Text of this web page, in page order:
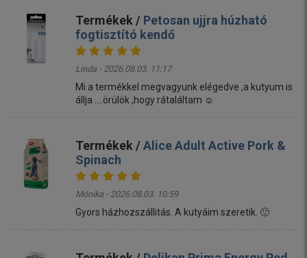
Termékek / Petosan ujjra húzható
fogtisztító kendő
Linda - 2026.08.03. 11:17
Mi a termékkel megvagyunk elégedve ,a kutyum is
állja ....örülök ,hogy rátaláltam ☺️
Termékek /Alice Adult Active Pork &
Spinach
Mónika - 2026.08.03. 10:59
Gyors házhozszállitás. A kutyáim szeretik. 🙂